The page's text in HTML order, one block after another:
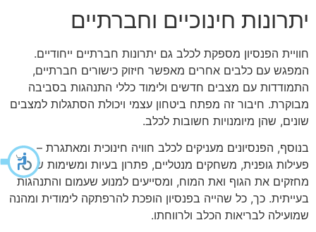
יתרונות חינוכיים וחברתיים
חוויית הפנסיון מספקת לכלב גם יתרונות חברתיים ייחודיים.
המפגש עם כלבים אחרים מאפשר חיזוק כישורים חברתיים,
התמודדות עם מצבים חדשים ולימוד כללי התנהגות בסביבה
מבוקרת. חיבור זה מפתח ביטחון עצמי ויכולת הסתגלות למצבים
שונים, שהן מיומנויות חשובות לכלב.
בנוסף, הפנסיונים מעניקים לכלב חוויה חינוכית ומאתגרת –
פעילות גופנית, משחקים מנטליים, פתרון בעיות ומשימות שונות
מחזקים את הגוף ואת המוח, ומסייעים למנוע שעמום והתנהגות
בעייתית. כך, כל שהייה בפנסיון הופכת להרפתקה לימודית ומהנה
שמועילה לבריאות הכלב ולרווחתו.